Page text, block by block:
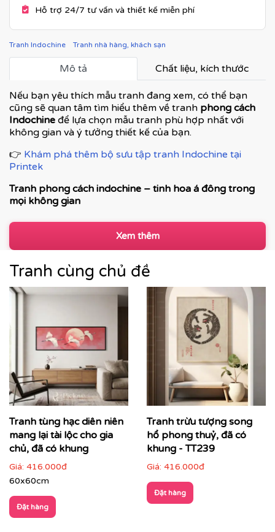
Hỗ trợ 24/7 tư vấn và thiết kế miễn phí
Tranh Indochine Tranh nhà hàng, khách sạn
Mô tả Chất liệu, kích thước
Nếu bạn yêu thích mẫu tranh đang xem, có thể bạn
cũng sẽ quan tâm tìm hiểu thêm về tranh phong cách
Indochine để lựa chọn mẫu tranh phù hợp nhất với
không gian và ý tưởng thiết kế của bạn.
👉 Khám phá thêm bộ sưu tập tranh Indochine tại
Printek
Tranh phong cách indochine – tinh hoa á đông trong
mọi không gian
Tranh phong cách Indochine là dòng tranh nghệ thuật
kết hợp hài hòa giữa vẻ đẹp cổ điển Á Đông và nét tinh
tế của kiến trúc Pháp thuộc địa. Đây không chỉ là tranh
tế, sự hoài cổ nhưng vẫn sang trọng hiện đại.
Xem thêm
Tranh cùng chủ đề
Tranh tùng hạc diên niên
mang lại tài lộc cho gia
chủ, đã có khung
Giá: 416.000đ
60x60cm
Đặt hàng
Tranh trừu tượng song
hổ phong thuỷ, đã có
khung - TT239
Giá: 416.000đ
Đặt hàng